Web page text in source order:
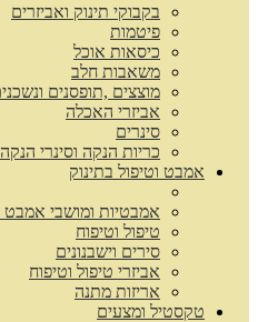
בקבוקי תינוק ואביזרים
פיטמות
כיסאות אוכל
משאבות חלב
מוצצים ,תופסנים
אביזרי האכלה
סינרים
כריות הנקה וסינרי הנקה
אמבט וטיפול בתינוק
אמבטיות ומושבי אמבט
טיפול וטיפוח
סירים וישבנונים
אביזרי טיפול וטיפוח
אריזות מתנה
טקסטיל ומצעים